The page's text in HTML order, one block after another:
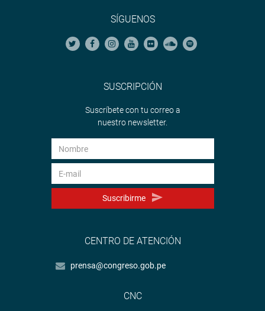
SÍGUENOS
SUSCRIPCIÓN
Suscríbete con tu correo a
nuestro newsletter.
Suscribirme
CENTRO DE ATENCIÓN
prensa@congreso.gob.pe
CNC